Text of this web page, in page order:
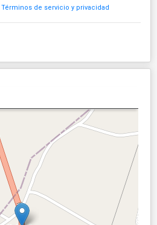
Términos de servicio y privacidad